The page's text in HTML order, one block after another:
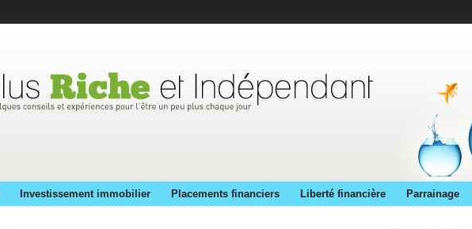
Investissement immobilier Placements financiers Liberté financière Parrainage